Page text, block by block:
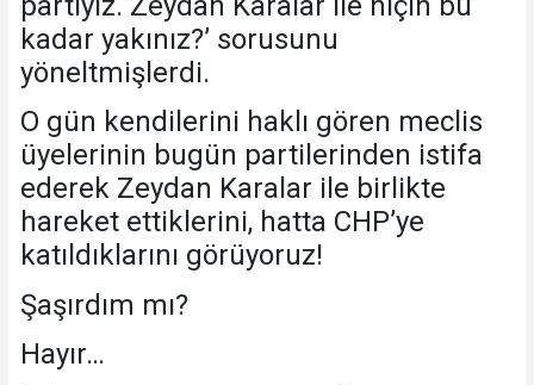
kadar yakınız?’ sorusunu
yöneltmişlerdi.
O gün kendilerini haklı gören meclis
üyelerinin bugün partilerinden istifa
ederek Zeydan Karalar ile birlikte
hareket ettiklerini, hatta CHP’ye
katıldıklarını görüyoruz!
Şaşırdım mı?
Hayır…